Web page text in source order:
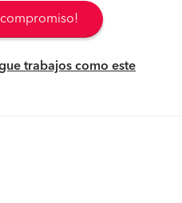
trabajos como este